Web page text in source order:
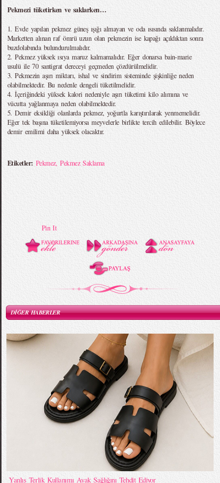
Pekmezi tüketirken ve saklarken…
1. Evde yapılan pekmez güneş ışığı almayan ve oda ısısında saklanmalıdır.
Marketten alınan raf ömrü uzun olan pekmezin ise kapağı açıldıktan sonra
buzdolabında bulundurulmalıdır.
2. Pekmez yüksek ısıya maruz kalmamalıdır. Eğer donarsa bain-marie
usulü ile 70 santigrat dereceyi geçmeden çözdürülmelidir.
3. Pekmezin aşırı miktarı, ishal ve sindirim sisteminde şişkinliğe neden
olabilmektedir. Bu nedenle dengeli tüketilmelidir.
4. İçeriğindeki yüksek kalori nedeniyle aşırı tüketimi kilo alımına ve
vücutta yağlanmaya neden olabilmektedir.
5. Demir eksikliği olanlarda pekmez, yoğurtla karıştırılarak yenmemelidir.
Eğer tek başına tüketilemiyorsa meyvelerle birlikte tercih edilebilir. Böylece
demir emilimi daha yüksek olacaktır.
Etiketler: Pekmez,Pekmez Saklama
Pin It
DİĞER HABERLER
Yanlış Terlik Kullanımı Ayak Sağlığını Tehdit Ediyor